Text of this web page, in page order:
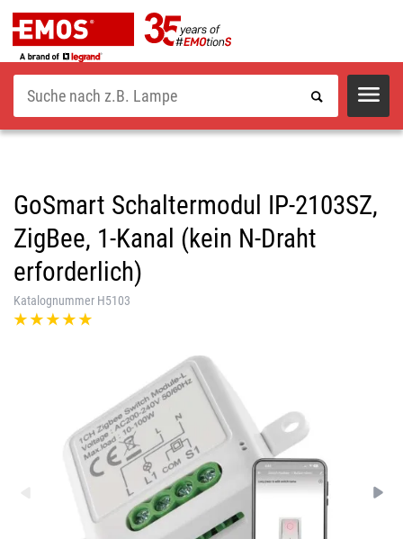
Suche
GoSmart Schaltermodul IP-2103SZ,
ZigBee, 1-Kanal (kein N-Draht
erforderlich)
Katalognummer H5103